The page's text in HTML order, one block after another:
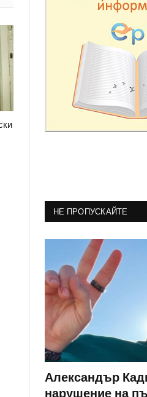
НЕ ПРОПУСКАЙТЕ
Александър